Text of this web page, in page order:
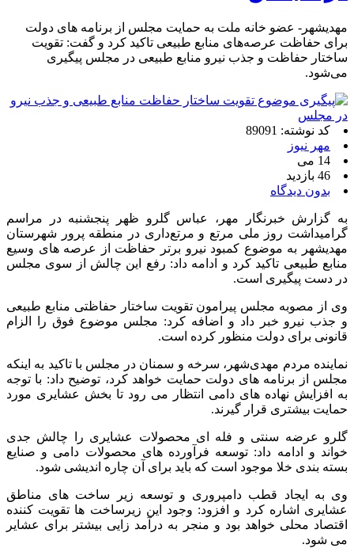
مهدیشهر- عضو خانه ملت به حمایت مجلس از برنامه های دولت
برای حفاظت عرصه‌های منابع طبیعی تاکید کرد و گفت: تقویت
ساختار حفاظت و جذب نیرو منابع طبیعی در مجلس پیگیری
می‌شود.
کد نوشته: 89091
مهر نیوز
14 می
46 بازدید
بدون دیدگاه
به گزارش خبرنگار مهر، عباس گلرو ظهر پنجشنبه در مراسم
گرامیداشت روز ملی مرتع و مرتع‌داری در منطقه پرور شهرستان
مهدیشهر به موضوع کمبود نیرو برتر حفاظت از عرصه های وسیع
منابع طبیعی تاکید کرد و ادامه داد: رفع این چالش از سوی مجلس
در دست پیگیری است.
وی از مصوبه مجلس پیرامون تقویت ساختار حفاظتی منابع طبیعی
و جذب نیرو خبر داد و اضافه کرد: مجلس موضوع فوق را الزام
قانونی برای دولت منظور کرده است.
نماینده مردم مهدی‌شهر، سرخه و سمنان در مجلس با تاکید به اینکه
مجلس از برنامه های دولت حمایت خواهد کرد، توضیح داد: با توجه
به افزایش نهاده های دامی انتظار می رود تا بخش عشایری مورد
حمایت بیشتری قرار گیرند.
گلرو عرضه سنتی و فله ای محصولات عشایری را چالش جدی
خواند و ادامه داد: توسعه فرآورده های محصولات دامی و صنایع
بسته بندی خلا موجود است که باید برای آن چاره اندیشی شود.
وی به ایجاد قطب دامپروری و توسعه زیر ساخت های مناطق
عشایری اشاره کرد و افزود: وجود این زیرساخت ها تقویت کننده
اقتصاد محلی خواهد بود و منجر به درآمد زایی بیشتر برای عشایر
می شود.